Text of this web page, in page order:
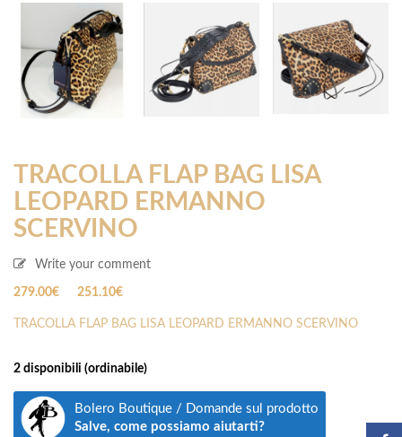
TRACOLLA FLAP BAG LISA
LEOPARD ERMANNO
SCERVINO
Write your comment
Il
originale
279.00€.
279.00€
Il
attuale
279.00€.
251.10€
TRACOLLA FLAP BAG LISA LEOPARD ERMANNO SCERVINO
2 disponibili (ordinabile)
Bolero Boutique / Domande sul prodotto
Salve, come possiamo aiutarti?